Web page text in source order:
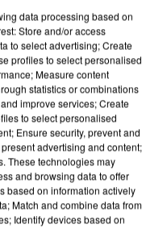
data processing based on
Store and/or access
to select advertising; Create
profiles to select personalised
Measure content
statistics or combinations
improve services; Create
to select personalised
Ensure security, prevent and
advertising and content;
These technologies may
and browsing data to offer
based on information actively
Match and combine data from
Identify devices based on